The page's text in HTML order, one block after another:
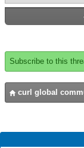
{
{
class:"&child
{
{if
of child} ==t
}
Subscribe to this
curl global